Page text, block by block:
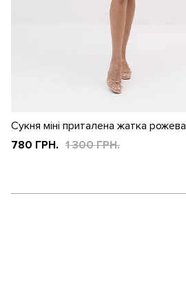
Сукня міні приталена жатка рожева
780 ГРН. 1 300 ГРН.